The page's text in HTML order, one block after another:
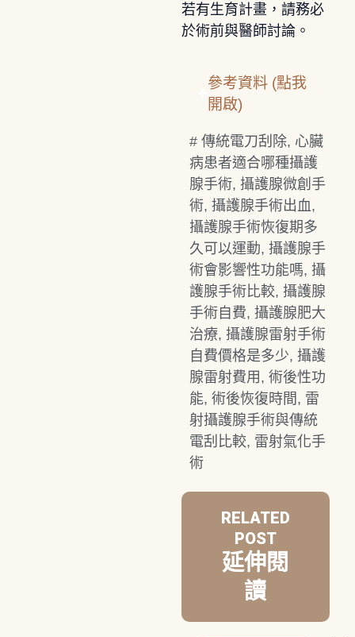
若有生育計畫，請務必
於術前與醫師討論。
參考資料 (點我
開啟)
# 傳統電刀刮除, 心臟
病患者適合哪種攝護
腺手術, 攝護腺微創手
術, 攝護腺手術出血,
攝護腺手術恢復期多
久可以運動, 攝護腺手
術會影響性功能嗎, 攝
護腺手術比較, 攝護腺
手術自費, 攝護腺肥大
治療, 攝護腺雷射手術
自費價格是多少, 攝護
腺雷射費用 , 術後性功
能, 術後恢復時間 , 雷
射攝護腺手術與傳統
電刮比較, 雷射氣化手
術
RELATED
POST
延伸閱
讀